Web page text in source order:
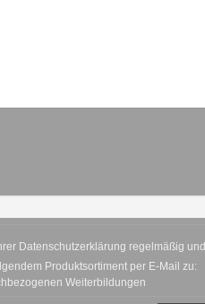
Datenschutzerklärung regelmäßig und
Produktsortiment per E-Mail zu:
Weiterbildungen